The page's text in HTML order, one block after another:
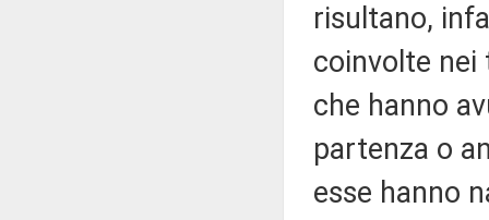
risultano,
coinvolte
che hanno
partenza o
esse hanno